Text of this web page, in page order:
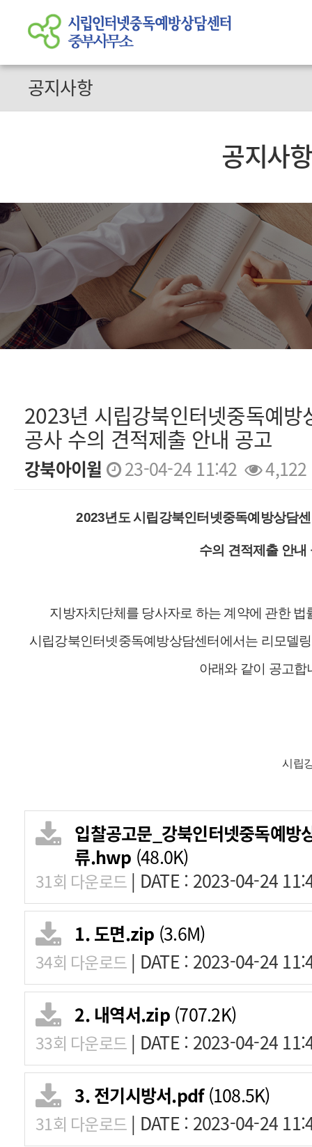
공지사항
공지사
2023년 시립강북인터넷중독예방
공사 수의 견적제출 안내 공고
강북아이윌 23-04-24 11:42 4,122
2023년도 시립강북인터넷중독예방
수의 견적제출 안내
지방자치단체를 당사자로 하는 계약에 관한
시립강북인터넷중독예방상담센터에서는 리모델
아래와 같이 공고합
시립
입찰공고문_강북인터넷중독예방
류.hwp (48.0K)
31회 다운로드 | DATE : 2023-04-24
1. 도면.zip (3.6M)
34회 다운로드 | DATE : 2023-04-24
2. 내역서.zip(707.2K)
33회 다운로드 | DATE : 2023-04-24
3. 전기시방서.pdf(108.5K)
31회 다운로드 | DATE : 2023-04-24